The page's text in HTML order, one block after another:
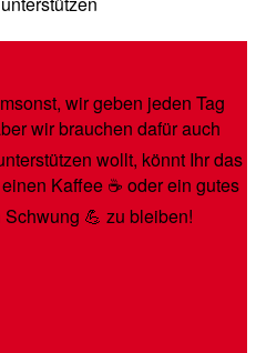
wir geben jeden Tag
wir brauchen dafür auch
wollt, könnt Ihr das
Kaffee ☕️ oder ein gutes
💪 zu bleiben!